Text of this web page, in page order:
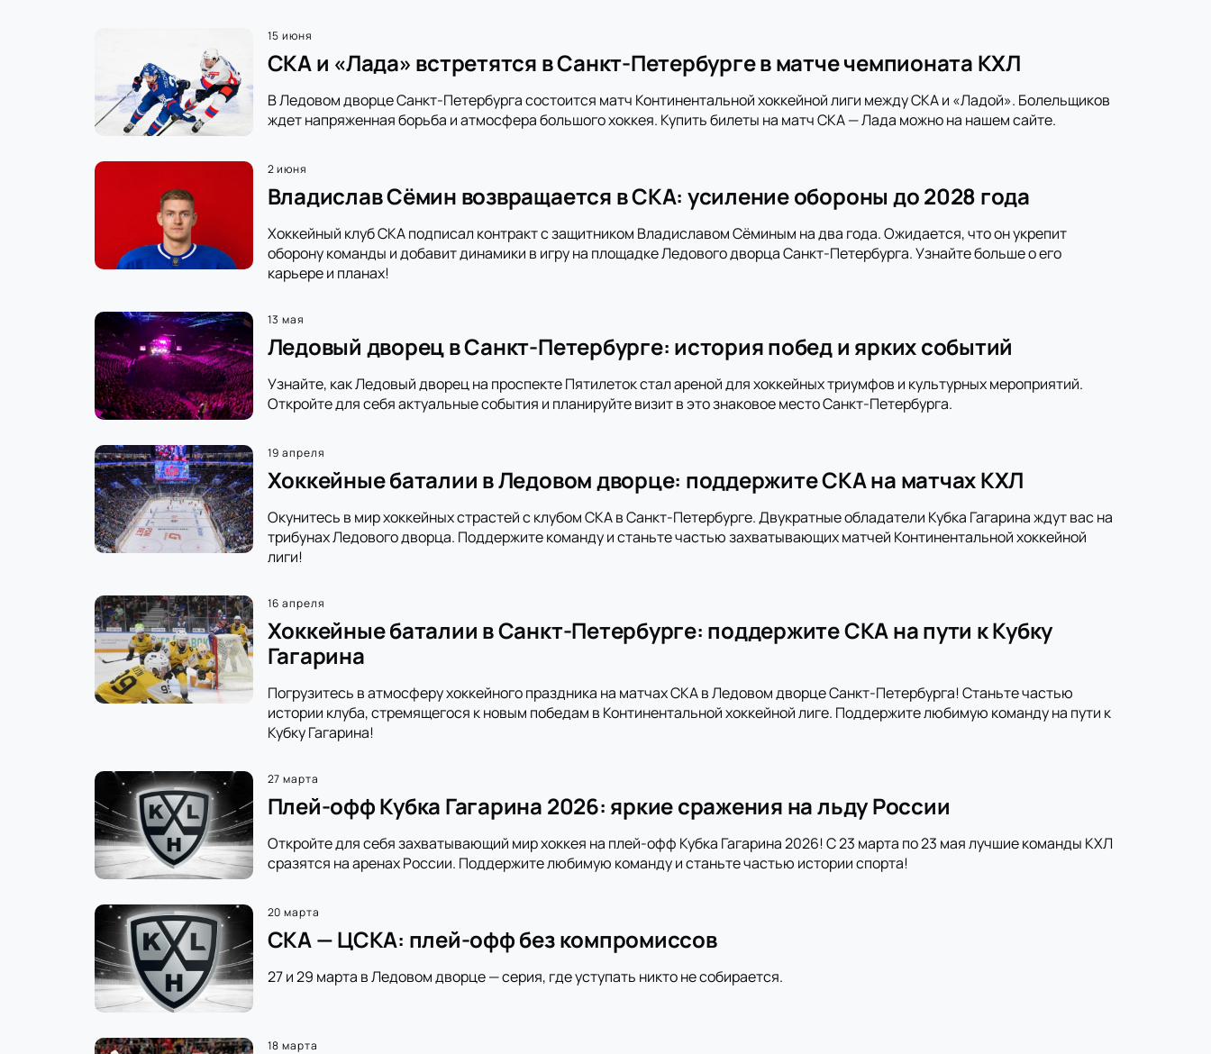
15 июня
СКА и «Лада» встретятся в Санкт-Петербурге в матче чемпионата КХЛ
В Ледовом дворце Санкт-Петербурга состоится матч Континентальной хоккейной лиги между СКА и «Ладой». Болельщиков
ждет напряженная борьба и атмосфера большого хоккея. Купить билеты на матч СКА — Лада можно на нашем сайте.
2 июня
Владислав Сёмин возвращается в СКА: усиление обороны до 2028 года
Хоккейный клуб СКА подписал контракт с защитником Владиславом Сёминым на два года. Ожидается, что он укрепит
оборону команды и добавит динамики в игру на площадке Ледового дворца Санкт-Петербурга. Узнайте больше о его
карьере и планах!
13 мая
Ледовый дворец в Санкт-Петербурге: история побед и ярких событий
Узнайте, как Ледовый дворец на проспекте Пятилеток стал ареной для хоккейных триумфов и культурных мероприятий.
Откройте для себя актуальные события и планируйте визит в это знаковое место Санкт-Петербурга.
19 апреля
Хоккейные баталии в Ледовом дворце: поддержите СКА на матчах КХЛ
Окунитесь в мир хоккейных страстей с клубом СКА в Санкт-Петербурге. Двукратные обладатели Кубка Гагарина ждут вас на
трибунах Ледового дворца. Поддержите команду и станьте частью захватывающих матчей Континентальной хоккейной
лиги!
16 апреля
Хоккейные баталии в Санкт-Петербурге: поддержите СКА на пути к Кубку
Гагарина
Погрузитесь в атмосферу хоккейного праздника на матчах СКА в Ледовом дворце Санкт-Петербурга! Станьте частью
истории клуба, стремящегося к новым победам в Континентальной хоккейной лиге. Поддержите любимую команду на пути к
Кубку Гагарина!
27 марта
Плей-офф Кубка Гагарина 2026: яркие сражения на льду России
Откройте для себя захватывающий мир хоккея на плей-офф Кубка Гагарина 2026! С 23 марта по 23 мая лучшие команды КХЛ
сразятся на аренах России. Поддержите любимую команду и станьте частью истории спорта!
20 марта
СКА — ЦСКА: плей-офф без компромиссов
27 и 29 марта в Ледовом дворце — серия, где уступать никто не собирается.
18 марта